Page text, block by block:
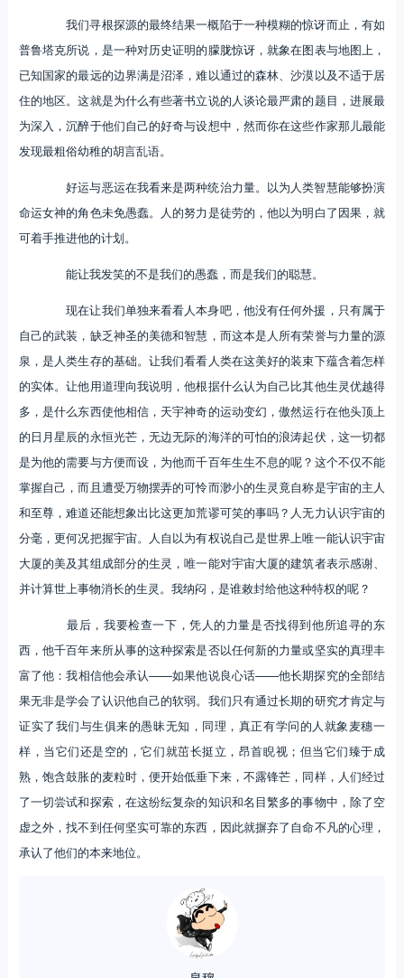
我们寻根探源的最终结果一概陷于一种模糊的惊讶而止，有如
普鲁塔克所说，是一种对历史证明的朦胧惊讶，就象在图表与地图上，
已知国家的最远的边界满是沼泽，难以通过的森林、沙漠以及不适于居
住的地区。这就是为什么有些著书立说的人谈论最严肃的题目，进展最
为深入，沉醉于他们自己的好奇与设想中，然而你在这些作家那儿最能
发现最粗俗幼稚的胡言乱语。
好运与恶运在我看来是两种统治力量。以为人类智慧能够扮演
命运女神的角色未免愚蠢。人的努力是徒劳的，他以为明白了因果，就
可着手推进他的计划。
能让我发笑的不是我们的愚蠢，而是我们的聪慧。
现在让我们单独来看看人本身吧，他没有任何外援，只有属于
自己的武装，缺乏神圣的美德和智慧，而这本是人所有荣誉与力量的源
泉，是人类生存的基础。让我们看看人类在这美好的装束下蕴含着怎样
的实体。让他用道理向我说明，他根据什么认为自己比其他生灵优越得
多，是什么东西使他相信，天宇神奇的运动变幻，傲然运行在他头顶上
的日月星辰的永恒光芒，无边无际的海洋的可怕的浪涛起伏，这一切都
是为他的需要与方便而设，为他而千百年生生不息的呢？这个不仅不能
掌握自己，而且遭受万物摆弄的可怜而渺小的生灵竟自称是宇宙的主人
和至尊，难道还能想象出比这更加荒谬可笑的事吗？人无力认识宇宙的
分毫，更何况把握宇宙。人自以为有权说自己是世界上唯一能认识宇宙
大厦的美及其组成部分的生灵，唯一能对宇宙大厦的建筑者表示感谢、
并计算世上事物消长的生灵。我纳闷，是谁敕封给他这种特权的呢？
最后，我要检查一下，凭人的力量是否找得到他所追寻的东
西，他千百年来所从事的这种探索是否以任何新的力量或坚实的真理丰
富了他：我相信他会承认——如果他说良心话——他长期探究的全部结
果无非是学会了认识他自己的软弱。我们只有通过长期的研究才肯定与
证实了我们与生俱来的愚昧无知，同理，真正有学问的人就象麦穗一
样，当它们还是空的，它们就茁长挺立，昂首睨视；但当它们臻于成
熟，饱含鼓胀的麦粒时，便开始低垂下来，不露锋芒，同样，人们经过
了一切尝试和探索，在这纷纭复杂的知识和名目繁多的事物中，除了空
虚之外，找不到任何坚实可靠的东西，因此就摒弃了自命不凡的心理，
承认了他们的本来地位。